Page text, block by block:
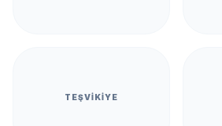
TEŞVIKIYE